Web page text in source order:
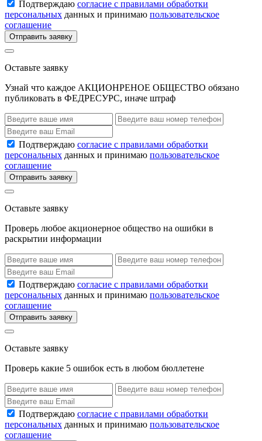
Подтверждаю согласие с правилами обработки
персональных данных и принимаю пользовательское
соглашение
Отправить заявку
Оставьте заявку
Узнай что каждое АКЦИОНРЕНОЕ ОБЩЕСТВО обязано
публиковать в ФЕДРЕСУРС, иначе штраф
Подтверждаю согласие с правилами обработки
персональных данных и принимаю пользовательское
соглашение
Отправить заявку
Оставьте заявку
Проверь любое акционерное общество на ошибки в
раскрытии информации
Подтверждаю согласие с правилами обработки
персональных данных и принимаю пользовательское
соглашение
Отправить заявку
Оставьте заявку
Проверь какие 5 ошибок есть в любом бюллетене
Подтверждаю согласие с правилами обработки
персональных данных и принимаю пользовательское
соглашение